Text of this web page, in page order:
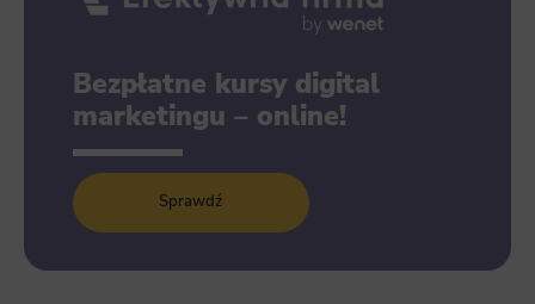
Bezpłatne kursy digital
marketingu – online!
Sprawdź